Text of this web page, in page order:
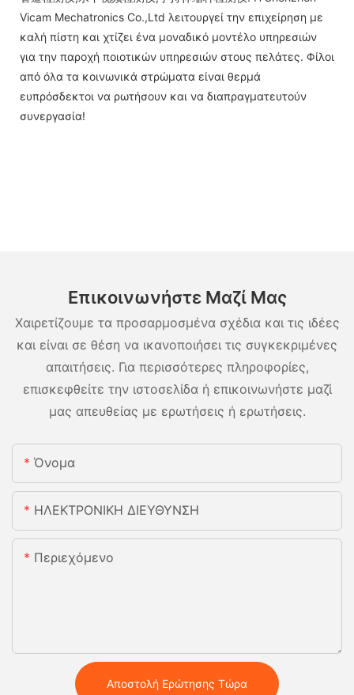
Vicam Mechatronics Co.,Ltd λειτουργεί την επιχείρηση με
καλή πίστη και χτίζει ένα μοναδικό μοντέλο υπηρεσιών
για την παροχή ποιοτικών υπηρεσιών στους πελάτες. Φίλοι
από όλα τα κοινωνικά στρώματα είναι θερμά
ευπρόσδεκτοι να ρωτήσουν και να διαπραγματευτούν
συνεργασία!
Επικοινωνήστε Μαζί Μας
Χαιρετίζουμε τα προσαρμοσμένα σχέδια και τις ιδέες
και είναι σε θέση να ικανοποιήσει τις συγκεκριμένες
απαιτήσεις. Για περισσότερες πληροφορίες,
επισκεφθείτε την ιστοσελίδα ή επικοινωνήστε μαζί
μας απευθείας με ερωτήσεις ή ερωτήσεις.
Όνομα
ΗΛΕΚΤΡΟΝΙΚΗ ΔΙΕΥΘΥΝΣΗ
Περιεχόμενο
Αποστολή Ερώτησης Τώρα